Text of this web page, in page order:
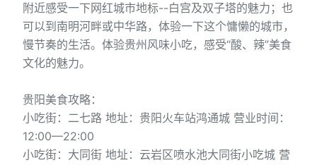
附近感受一下网红城市地标--白宫及双子塔的魅力；也
可以到南明河畔或中华路，体验一下这个慵懒的城市，
慢节奏的生活。体验贵州风味小吃，感受“酸、辣”美食
文化的魅力。
贵阳美食攻略：
小吃街：二七路 地址：贵阳火车站鸿通城 营业时间：
12:00—22:00
小吃街：大同街 地址：云岩区喷水池大同街小吃城 营